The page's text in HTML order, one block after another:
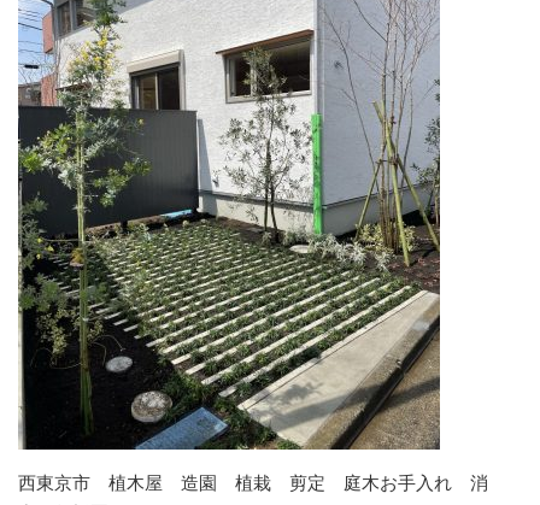
西東京市 植木屋 造園 植栽 剪定 庭木お手入れ 消